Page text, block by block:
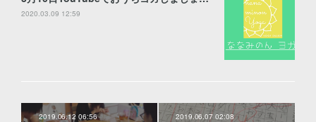
2020.03.09 12:59
2019.06.12 06:56 2019.06.07 02:08